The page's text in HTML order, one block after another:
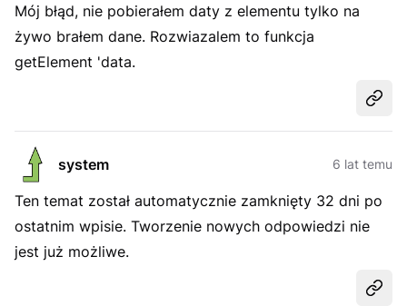
Mój błąd, nie pobierałem daty z elementu tylko na
żywo brałem dane. Rozwiazalem to funkcja
getElement 'data.
system 6 lat temu
Ten temat został automatycznie zamknięty 32 dni po
ostatnim wpisie. Tworzenie nowych odpowiedzi nie
jest już możliwe.